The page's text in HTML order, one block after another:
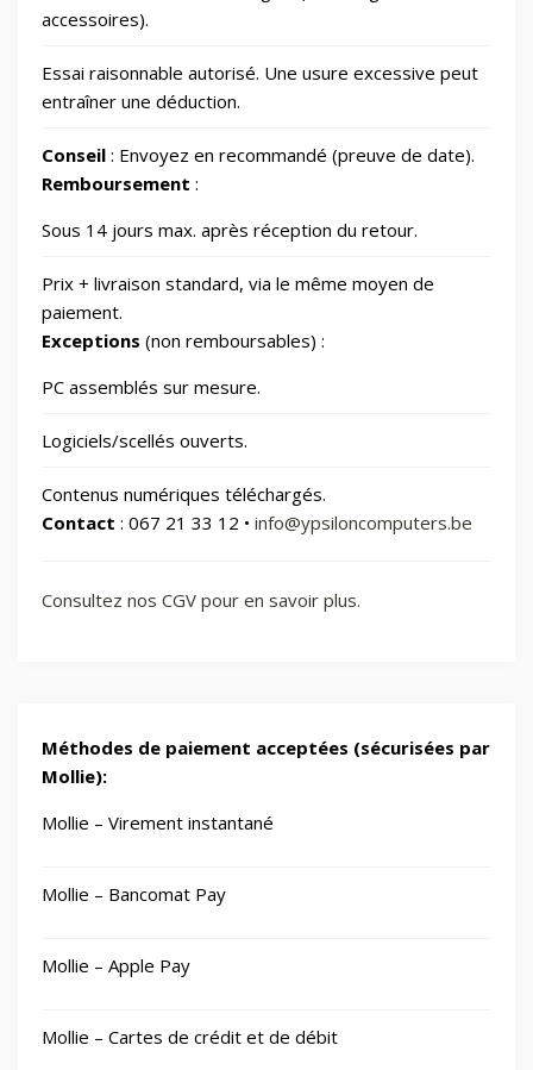
📂 Outillage
📷 Photos et Caméras 797
📂 Santé et beauté 65
🏠 Smart Home/Lighting/Lighting fixtures
Smartphones & Tablets
📂 Vélos & Trottinettes
accessoires).
Essai raisonnable autorisé. Une usure excessive peut
entraîner une déduction.
Conseil : Envoyez en recommandé (preuve de date).
Remboursement :
Sous 14 jours max. après réception du retour.
Prix + livraison standard, via le même moyen de
paiement.
Exceptions (non remboursables) :
PC assemblés sur mesure.
Logiciels/scellés ouverts.
Contenus numériques téléchargés.
Contact : 067 21 33 12 • info@ypsiloncomputers.be
Consultez nos CGV pour en savoir plus.
Méthodes de paiement acceptées (sécurisées par
Mollie):
Mollie – Virement instantané
Mollie – Bancomat Pay
Mollie – Apple Pay
Mollie – Cartes de crédit et de débit